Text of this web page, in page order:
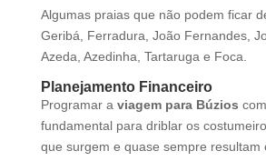
Algumas praias que não podem ficar
Geribá, Ferradura, João Fernandes,
Azeda, Azedinha, Tartaruga e Foca.
Planejamento Financeiro
Programar a viagem para Búzios
fundamental para driblar os
que surgem e quase sempre resultam